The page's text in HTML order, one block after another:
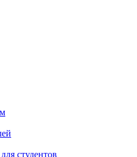
студентов